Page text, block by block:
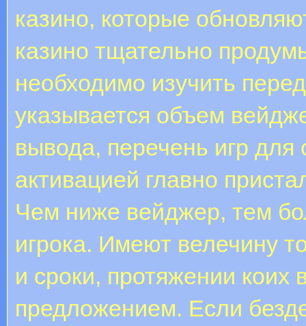
казино, которые
казино тщательно
необходимо изучить
указывается объем
вывода, перечень игр
активацией главно
Чем ниже вейджер, тем
игрока. Имеют велечину
и сроки, протяжении коих
предложением. Если